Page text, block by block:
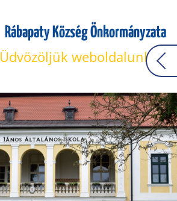
Rábapaty Község Önkormányzata
Üdvözöljük weboldalunkon!